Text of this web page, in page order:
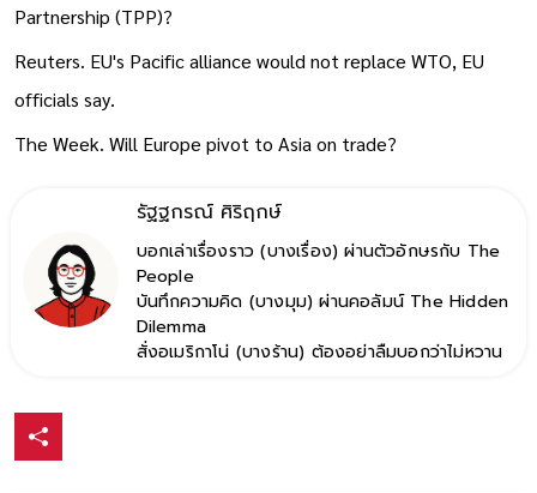
Partnership (TPP)?
Reuters. EU's Pacific alliance would not replace WTO, EU
officials say.
The Week. Will Europe pivot to Asia on trade?
รัฐฐกรณ์ ศิริฤกษ์
บอกเล่าเรื่องราว (บางเรื่อง) ผ่านตัวอักษรกับ The
People
บันทึกความคิด (บางมุม) ผ่านคอลัมน์ The Hidden
Dilemma
สั่งอเมริกาโน่ (บางร้าน) ต้องอย่าลืมบอกว่าไม่หวาน